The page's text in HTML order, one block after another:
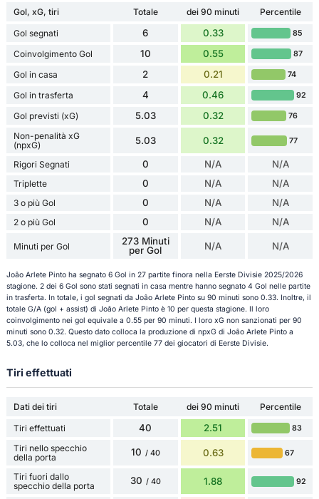
Gol, xG, tiri Totale dei 90 minuti
Percentile
Gol segnati
6 0.33 85
Coinvolgimento Gol 10 0.55 87
Gol in casa 2 0.21 74
Gol in trasferta 4 0.46 92
Gol previsti (xG) 5.03 0.32 76
Non-penalità xG
(npxG)
5.03 0.32 77
Rigori Segnati 0 N/A N/A
Triplette 0 N/A N/A
3 o più Gol 0 N/A N/A
2 o più Gol 0 N/A N/A
Minuti per Gol
273 Minuti
per Gol
N/A N/A
Joâo Arlete Pinto ha segnato 6 Gol in 27 partite finora nella Eerste Divisie 2025/2026
stagione. 2 dei 6 Gol sono stati segnati in casa mentre hanno segnato 4 Gol nelle partite
in trasferta. In totale, i gol segnati da Joâo Arlete Pinto su 90 minuti sono 0.33. Inoltre, il
totale G/A (gol + assist) di Joâo Arlete Pinto è 10 per questa stagione. Il loro
coinvolgimento nei gol equivale a 0.55 per 90 minuti. I loro xG non sanzionati per 90
minuti sono 0.32. Questo dato colloca la produzione di npxG di Joâo Arlete Pinto a
5.03, che lo colloca nel miglior percentile 77 dei giocatori di Eerste Divisie.
Tiri effettuati
Dati dei tiri Totale dei 90 minuti
Percentile
Tiri effettuati
40 2.51 83
Tiri nello specchio
della porta
10 / 40 0.63 67
Tiri fuori dallo
specchio della porta
30 / 40 1.88 92